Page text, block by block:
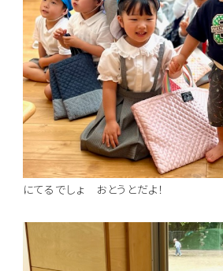
にてるでしょ おとうとだよ！